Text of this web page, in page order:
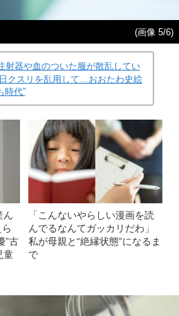
(画像 5/6)
射器や血のついた服が散乱してい
クスリを乱用して…おおたわ史絵
時代”
ん
”古
童
「こんないやらしい漫画を読
んでるなんてガッカリだわ」
私が母親と“絶縁状態”になるま
で